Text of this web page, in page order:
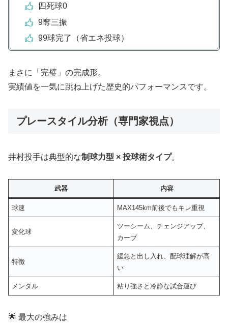
四死球0
9奪三振
99球完了（省エネ投球）
まさに「完璧」の完成形。
実績値を一気に跳ね上げた歴史的パフォーマンスです。
プレースタイル分析（専門家視点）
井村投手は典型的な制球力型 × 投球術タイプ。
武器 内容
球速 MAX145km前後でもキレ重視
変化球
ツーシーム、チェンジアップ、
カーブ
特徴
緩急と出し入れ、配球理解が高
い
メンタル 粘り強さと冷静な試合運び
🌟 最大の強みは